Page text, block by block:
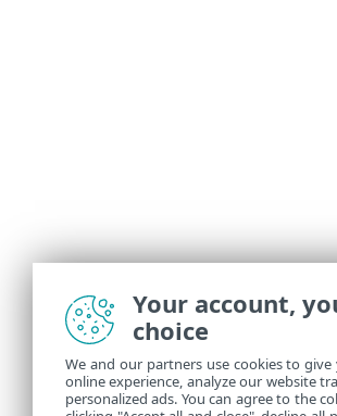
Your account,
choice
We and our partners use cookies to
online experience, analyze our website
personalized ads. You can agree to the